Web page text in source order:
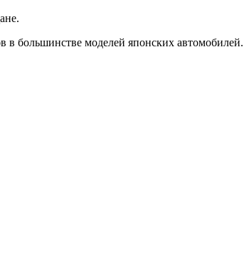
в большинстве моделей японских автомобилей.